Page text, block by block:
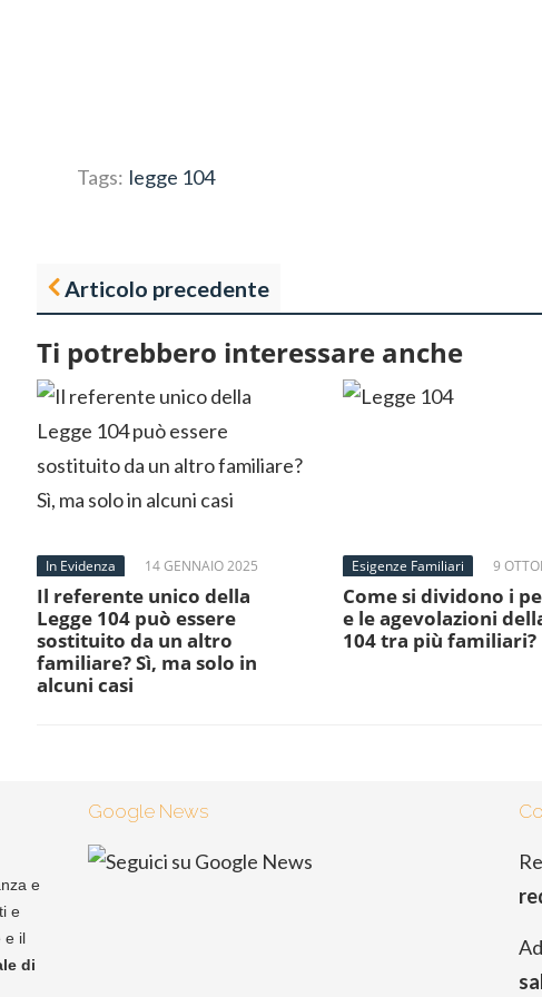
Tags: legge 104
Articolo precedente
Ti potrebbero interessare anche
In Evidenza 14 GENNAIO 2025
Il referente unico della
Legge 104 può essere
sostituito da un altro
familiare? Sì, ma solo in
alcuni casi
Esigenze Familiari 9
Come si dividono i
e le agevolazioni
104 tra più familiari?
e
e
e il
di
Google News